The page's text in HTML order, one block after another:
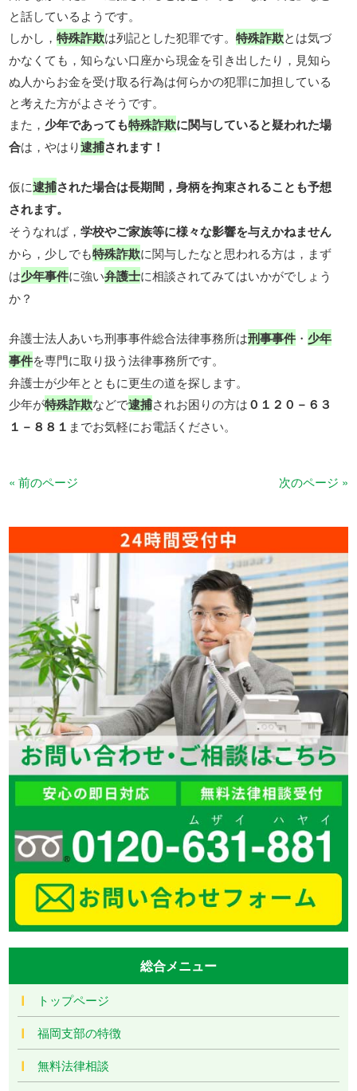
と話しているようです。
しかし，特殊詐欺は列記とした犯罪です。特殊詐欺とは気づ
かなくても，知らない口座から現金を引き出したり，見知ら
ぬ人からお金を受け取る行為は何らかの犯罪に加担している
と考えた方がよさそうです。
また，少年であっても特殊詐欺に関与していると疑われた場
合は，やはり逮捕されます！
仮に逮捕された場合は長期間，身柄を拘束されることも予想
されます。
そうなれば，学校やご家族等に様々な影響を与えかねません
から，少しでも特殊詐欺に関与したなと思われる方は，まず
は少年事件に強い弁護士に相談されてみてはいかがでしょう
か？
弁護士法人あいち刑事事件総合法律事務所は刑事事件 ・少年
事件を専門に取り扱う法律事務所です。
弁護士が少年とともに更生の道を探します。
少年が特殊詐欺などで逮捕されお困りの方は０１２０－６３
１－８８１ までお気軽にお電話ください。
« 前のページ 次のページ »
総合メニュー
トップページ
福岡支部の特徴
無料法律相談